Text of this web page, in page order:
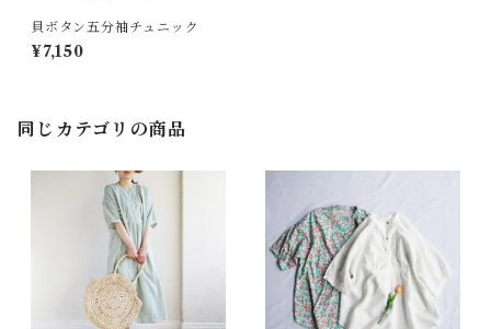
貝ボタン五分袖チュニック
¥7,150
同じカテゴリの商品